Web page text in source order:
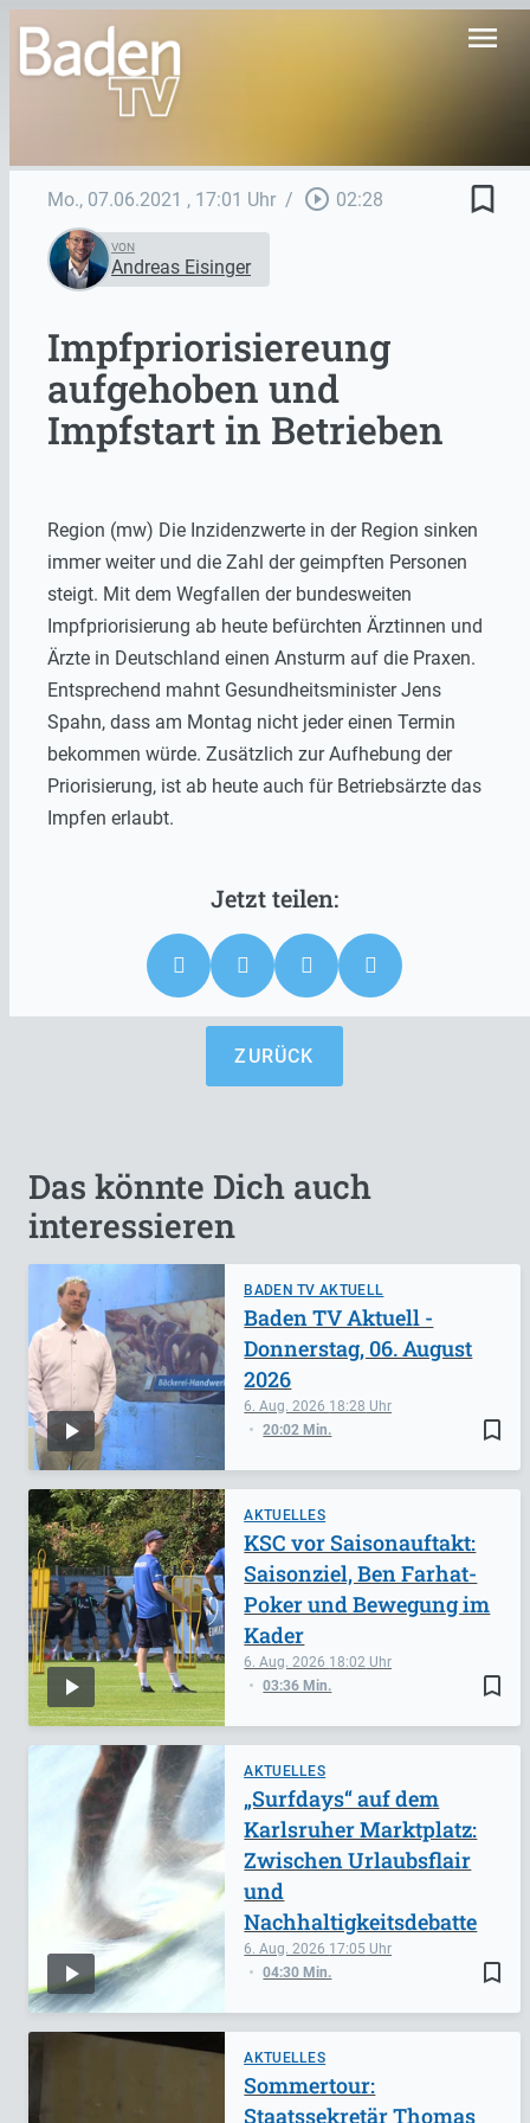
menu
Mo., 07.06.2021 , 17:01 Uhr / play_circle_outline 02:28 bookmark_border
VON
Andreas Eisinger
Impfpriorisiereung
aufgehoben und
Impfstart in Betrieben
Region (mw) Die Inzidenzwerte in der Region sinken
immer weiter und die Zahl der geimpften Personen
steigt. Mit dem Wegfallen der bundesweiten
Impfpriorisierung ab heute befürchten Ärztinnen und
Ärzte in Deutschland einen Ansturm auf die Praxen.
Entsprechend mahnt Gesundheitsminister Jens
Spahn, dass am Montag nicht jeder einen Termin
bekommen würde. Zusätzlich zur Aufhebung der
Priorisierung, ist ab heute auch für Betriebsärzte das
Impfen erlaubt.
ZURÜCK
Das könnte Dich auch
interessieren
BADEN TV AKTUELL
bookmark_border
6. Aug. 2026 18:28
20:02 Min.
Baden TV Aktuell -
Donnerstag, 06. August
2026
AKTUELLES
bookmark_border
6. Aug. 2026 18:02
03:36 Min.
KSC vor Saisonauftakt:
Saisonziel, Ben Farhat-
Poker und Bewegung im
Kader
AKTUELLES
bookmark_border
6. Aug. 2026 17:05
04:30 Min.
„Surfdays“ auf dem
Karlsruher Marktplatz:
Zwischen Urlaubsflair
und
Nachhaltigkeitsdebatte
AKTUELLES
Sommertour:
Staatssekretär Thomas